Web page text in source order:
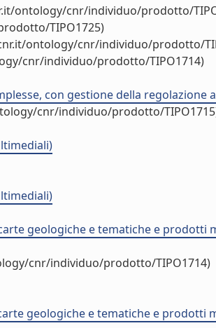
ontology/cnr/individuo/prodotto/
TIPO1725)
ontology/cnr/individuo/prodotto/
cnr/individuo/prodotto/TIPO1714)
con gestione della regolazione
cnr/individuo/prodotto/
geologiche e tematiche e prodotti
cnr/individuo/prodotto/TIPO1714)
geologiche e tematiche e prodotti